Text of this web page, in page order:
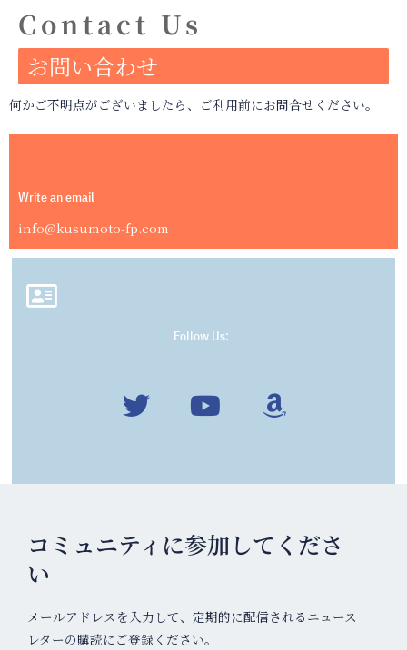
Contact Us
お問い合わせ
何かご不明点がございましたら、ご利用前にお問合せください。
Write an email
info@kusumoto-fp.com
Follow Us:
w
i
t
r
o
u
u
e
m
a
o
コミュニティに参加してくださ
い
メールアドレスを入力して、定期的に配信されるニュース
レターの購読にご登録ください。